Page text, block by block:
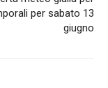
per sabato 13
giugno